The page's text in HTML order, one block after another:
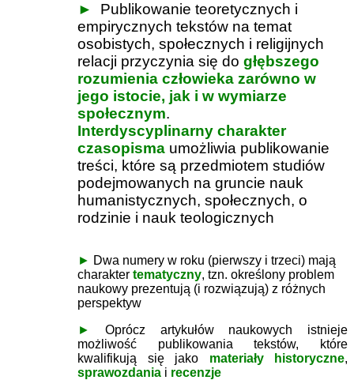
►
Publikowanie teoretycznych i
empirycznych tekstów na temat
osobistych, społecznych i religijnych
relacji przyczynia się do głębszego
rozumienia człowieka zarówno w
jego istocie, jak i w wymiarze
społecznym.
Interdyscyplinarny charakter
czasopisma umożliwia publikowanie
treści, które są przedmiotem studiów
podejmowanych na gruncie nauk
humanistycznych, społecznych, o
rodzinie i nauk teologicznych
► Dwa numery w roku (pierwszy i trzeci) mają
charakter tematyczny, tzn. określony problem
naukowy prezentują (i rozwiązują) z różnych
perspektyw
►
Oprócz artykułów naukowych istnieje
możliwość publikowania tekstów, które
kwalifikują się jako materiały historyczne,
sprawozdania i recenzje